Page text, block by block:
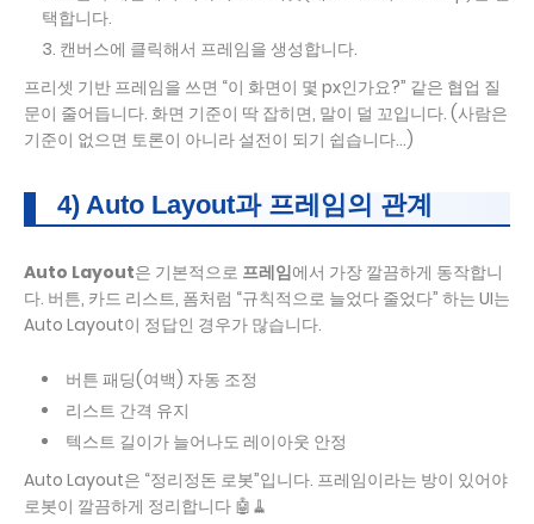
택합니다.
캔버스에 클릭해서 프레임을 생성합니다.
프리셋 기반 프레임을 쓰면 “이 화면이 몇 px인가요?” 같은 협업 질
문이 줄어듭니다. 화면 기준이 딱 잡히면, 말이 덜 꼬입니다. (사람은
기준이 없으면 토론이 아니라 설전이 되기 쉽습니다…)
4) Auto Layout과 프레임의 관계
Auto Layout은 기본적으로 프레임에서 가장 깔끔하게 동작합니
다. 버튼, 카드 리스트, 폼처럼 “규칙적으로 늘었다 줄었다” 하는 UI는
Auto Layout이 정답인 경우가 많습니다.
버튼 패딩(여백) 자동 조정
리스트 간격 유지
텍스트 길이가 늘어나도 레이아웃 안정
Auto Layout은 “정리정돈 로봇”입니다. 프레임이라는 방이 있어야
로봇이 깔끔하게 정리합니다 🤖🧹